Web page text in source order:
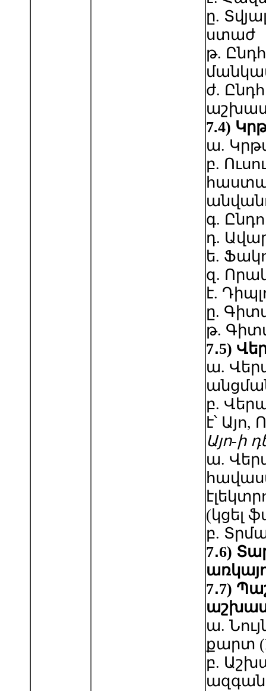
ը.
ստաժ
թ.
ժ.
7.4)
ա.
բ.
գ.
դ.
ե.
զ.
է.
ը.
թ.
7․5)
ա.
բ.
է՝ Այո,
Այո-ի
ա.
(կցել
բ.
7․6)
7․7)
ա.
քարտ
բ.